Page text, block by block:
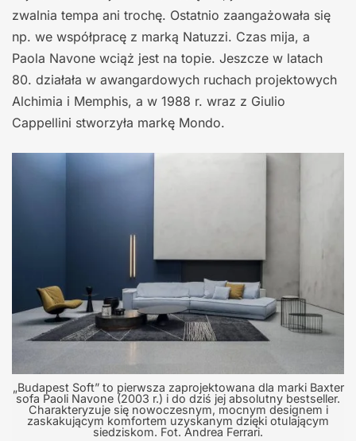
zwalnia tempa ani trochę. Ostatnio zaangażowała się
np. we współpracę z marką Natuzzi. Czas mija, a
Paola Navone wciąż jest na topie. Jeszcze w latach
80. działała w awangardowych ruchach projektowych
Alchimia i Memphis, a w 1988 r. wraz z Giulio
Cappellini stworzyła markę Mondo.
„Budapest Soft” to pierwsza zaprojektowana dla marki Baxter
sofa Paoli Navone (2003 r.) i do dziś jej absolutny bestseller.
Charakteryzuje się nowoczesnym, mocnym designem i
zaskakującym komfortem uzyskanym dzięki otulającym
siedziskom. Fot. Andrea Ferrari.